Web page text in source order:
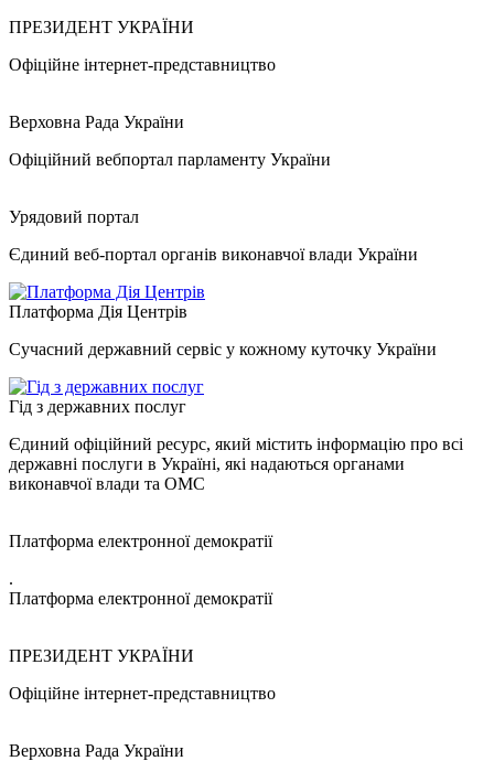
ПРЕЗИДЕНТ УКРАЇНИ
Офіційне інтернет-представництво
Верховна Рада України
Офіційний вебпортал парламенту України
Урядовий портал
Єдиний веб-портал органів виконавчої влади України
Платформа Дія Центрів
Сучасний державний сервіс у кожному куточку України
Гід з державних послуг
Єдиний офіційний ресурс, який містить інформацію про всі
державні послуги в Україні, які надаються органами
виконавчої влади та ОМС
Платформа електронної демократії
.
Платформа електронної демократії
ПРЕЗИДЕНТ УКРАЇНИ
Офіційне інтернет-представництво
Верховна Рада України